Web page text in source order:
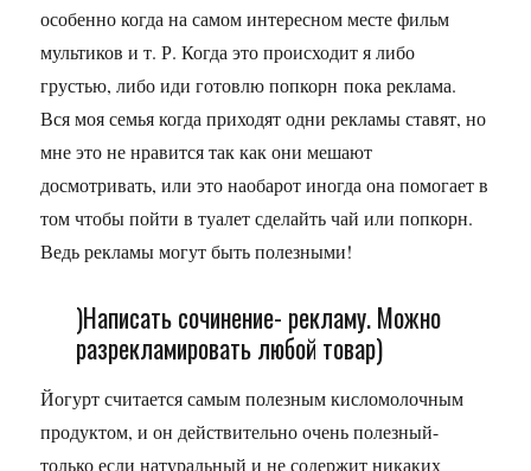
особенно когда на самом интересном месте фильм
мультиков и т. Р. Когда это происходит я либо
грустью, либо иди готовлю попкорн пока реклама.
Вся моя семья когда приходят одни рекламы ставят, но
мне это не нравится так как они мешают
досмотривать, или это наобарот иногда она помогает в
том чтобы пойти в туалет сделайть чай или попкорн.
Ведь рекламы могут быть полезными!
)Написать сочинение- рекламу. Можно
разрекламировать любой товар)
Йогурт считается самым полезным кисломолочным
продуктом, и он действительно очень полезный-
только если натуральный и не содержит никаких